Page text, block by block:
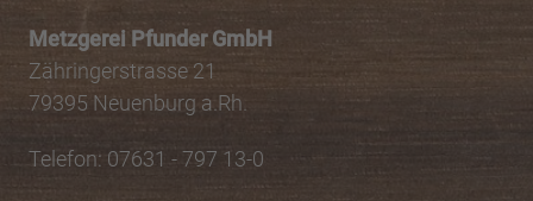
Metzgerei Pfunder GmbH
Zähringerstrasse 21
79395 Neuenburg a.Rh.
Telefon: 07631 - 797 13-0